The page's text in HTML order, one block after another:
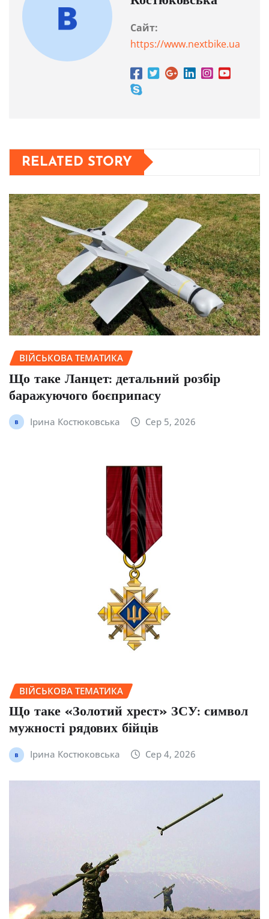
Сайт:
https://www.nextbike.ua
RELATED STORY
ВІЙСЬКОВА ТЕМАТИКА
Що таке Ланцет: детальний розбір
баражуючого боєприпасу
Ірина Костюковська Сер 5, 2026
ВІЙСЬКОВА ТЕМАТИКА
Що таке «Золотий хрест» ЗСУ: символ
мужності рядових бійців
Ірина Костюковська Сер 4, 2026